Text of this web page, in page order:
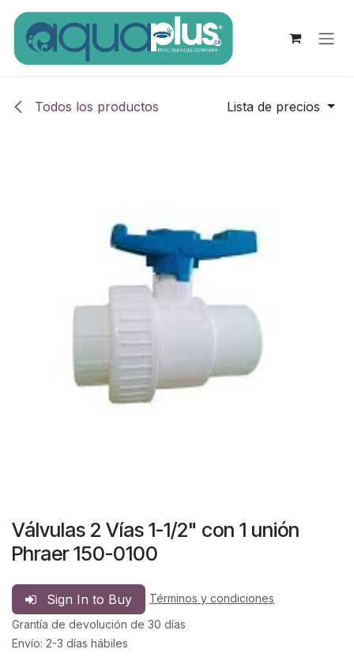
Ir al contenido
Todos los productos Lista de precios
Válvulas 2 Vías 1-1/2" con 1 unión
Phraer 150-0100
Sign In to Buy
Términos y condiciones
Grantía de devolución de 30 días
Envío: 2-3 días hábiles